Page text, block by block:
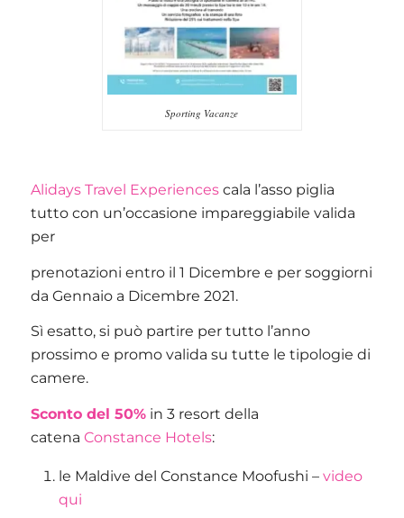
Sporting Vacanze
Alidays Travel Experiencescala l’asso piglia
tutto con un’occasione impareggiabile valida
per
prenotazioni entro il 1 Dicembre e per soggiorni
da Gennaio a Dicembre 2021.
Sì esatto, si può partire per tutto l’anno
prossimo e promo valida su tutte le tipologie di
camere.
Sconto del 50%in 3 resort della
catena Constance Hotels:
le Maldive del Constance Moofushi – video
qui